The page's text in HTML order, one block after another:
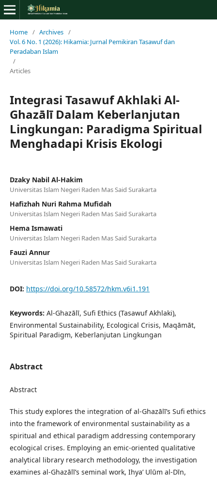
Home / Archives /
Vol. 6 No. 1 (2026): Hikamia: Jurnal Pemikiran Tasawuf dan
Peradaban Islam
/
Articles
Integrasi Tasawuf Akhlaki Al-
Ghazālī Dalam Keberlanjutan
Lingkungan: Paradigma Spiritual
Menghadapi Krisis Ekologi
Dzaky Nabil Al-Hakim
Universitas Islam Negeri Raden Mas Said Surakarta
Hafizhah Nuri Rahma Mufidah
Universitas Islam Negeri Raden Mas Said Surakarta
Hema Ismawati
Universitas Islam Negeri Raden Mas Said Surakarta
Fauzi Annur
Universitas Islam Negeri Raden Mas Said Surakarta
DOI: https://doi.org/10.58572/hkm.v6i1.191
Keywords: Al-Ghazālī, Sufi Ethics (Tasawuf Akhlaki),
Environmental Sustainability, Ecological Crisis, Maqāmāt,
Spiritual Paradigm, Keberlanjutan Lingkungan
Abstract
Abstract
This study explores the integration of al-Ghazālī’s Sufi ethics
into the framework of environmental sustainability as a
spiritual and ethical paradigm addressing contemporary
ecological crises. Employing an emic-oriented qualitative
analytical library research methodology, the investigation
examines al-Ghazālī’s seminal work, Ihya’ Ulūm al-Dīn,